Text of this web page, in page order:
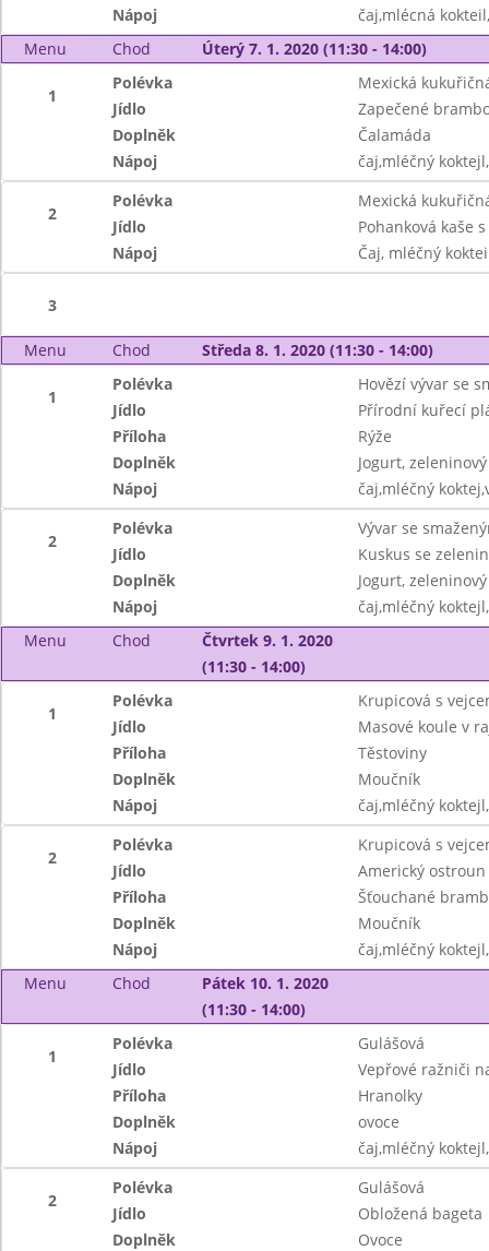
Nápoj
čaj,mlécná
Menu
Chod Úterý 7. 1. 2020 (11:30 - 14:00)
1
Polévka
Mexická
Jídlo
Zapečené
Doplněk
Čalamáda
Nápoj
čaj,mléčný
2
Polévka
Mexická
Jídlo
Pohanková kaše
Nápoj
Čaj, mléčný
3
Menu Chod Středa 8. 1. 2020 (11:30 - 14:00)
1
Polévka
Hovězí vývar se
Jídlo
Přírodní kuřecí
Příloha
Rýže
Doplněk
Jogurt,
Nápoj
čaj,mléčný
2
Polévka
Vývar se
Jídlo
Kuskus se
Doplněk
Jogurt,
Nápoj
čaj,mléčný
Menu
Chod
Čtvrtek 9. 1. 2020
(11:30 - 14:00)
1
Polévka
Krupicová s
Jídlo
Masové koule v
Příloha
Těstoviny
Doplněk
Moučník
Nápoj
čaj,mléčný
2
Polévka
Krupicová s
Jídlo
Americký
Příloha
Šťouchané
Doplněk
Moučník
Nápoj
čaj,mléčný
Menu
Chod
Pátek 10. 1. 2020
(11:30 - 14:00)
1
Polévka
Gulášová
Jídlo
Vepřové ražniči
Příloha
Hranolky
Doplněk
ovoce
Nápoj
čaj,mléčný
2
Polévka
Gulášová
Jídlo
Obložená bageta
Doplněk
Ovoce